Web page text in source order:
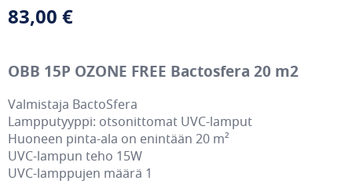
83,00 €
OBB 15P OZONE FREE Bactosfera 20 m2
Valmistaja BactoSfera
Lampputyyppi: otsonittomat UVC-lamput
Huoneen pinta-ala on enintään 20 m²
UVC-lampun teho 15W
UVC-lamppujen määrä 1